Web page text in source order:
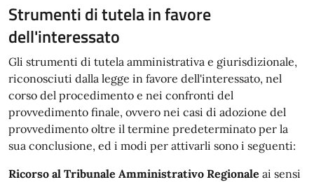
Strumenti di tutela in favore
dell'interessato
Gli strumenti di tutela amministrativa e giurisdizionale,
riconosciuti dalla legge in favore dell'interessato, nel
corso del procedimento e nei confronti del
provvedimento finale, ovvero nei casi di adozione del
provvedimento oltre il termine predeterminato per la
sua conclusione, ed i modi per attivarli sono i seguenti:
Ricorso al Tribunale Amministrativo Regionale ai sensi